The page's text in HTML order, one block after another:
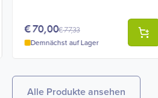
€70,00€77,33
Demnächst auf Lager
Alle Produkte ansehen